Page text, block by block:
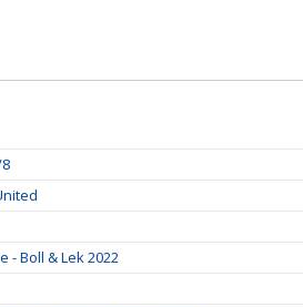
- Boll & Lek 2022